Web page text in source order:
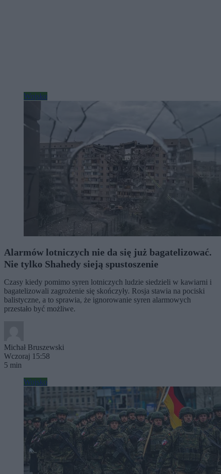
Wojsko
Alarmów lotniczych nie da się już bagatelizować.
Nie tylko Shahedy sieją spustoszenie
Czasy kiedy pomimo syren lotniczych ludzie siedzieli w kawiarni i
bagatelizowali zagrożenie się skończyły. Rosja stawia na pociski
balistyczne, a to sprawia, że ignorowanie syren alarmowych
przestało być możliwe.
Michał Bruszewski
Wczoraj 15:58
5 min
Wojsko